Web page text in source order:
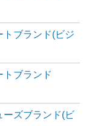
トブランド(ビジ
トブランド
ーズブランド(ビ